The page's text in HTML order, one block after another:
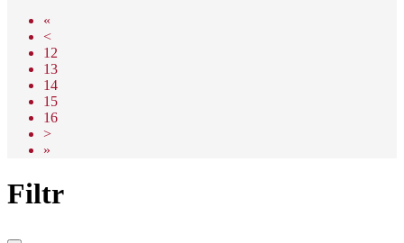
«
<
12
13
14
15
16
>
»
Filtr